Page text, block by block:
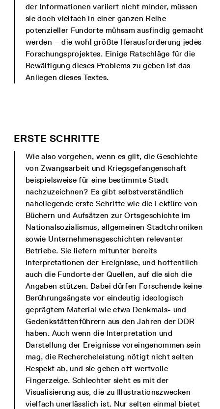
der Informationen variiert nicht minder, müssen
sie doch vielfach in einer ganzen Reihe
potenzieller Fundorte mühsam ausfindig gemacht
werden – die wohl größte Herausforderung jedes
Forschungsprojektes. Einige Ratschläge für die
Bewältigung dieses Problems zu geben ist das
Anliegen dieses Textes.
ERSTE SCHRITTE
Wie also vorgehen, wenn es gilt, die Geschichte
von Zwangsarbeit und Kriegsgefangenschaft
beispielsweise für eine bestimmte Stadt
nachzuzeichnen? Es gibt selbstverständlich
naheliegende erste Schritte wie die Lektüre von
Büchern und Aufsätzen zur Ortsgeschichte im
Nationalsozialismus, allgemeinen Stadtchroniken
sowie Unternehmensgeschichten relevanter
Betriebe. Sie liefern mitunter bereits
Interpretationen der Ereignisse, und hoffentlich
auch die Fundorte der Quellen, auf die sich die
Angaben stützen. Dabei dürfen Forschende keine
Berührungsängste vor eindeutig ideologisch
geprägtem Material wie etwa Denkmals- und
Gedenkstättenführern aus den Jahren der DDR
haben. Auch wenn die Interpretation und
Darstellung der Ereignisse voreingenommen sein
mag, die Rechercheleistung nötigt nicht selten
Respekt ab, und sie geben oft wertvolle
Fingerzeige. Schlechter sieht es mit der
Visualisierung aus, die zu Illustrationszwecken
vielfach unerlässlich ist. Nur selten einmal bietet